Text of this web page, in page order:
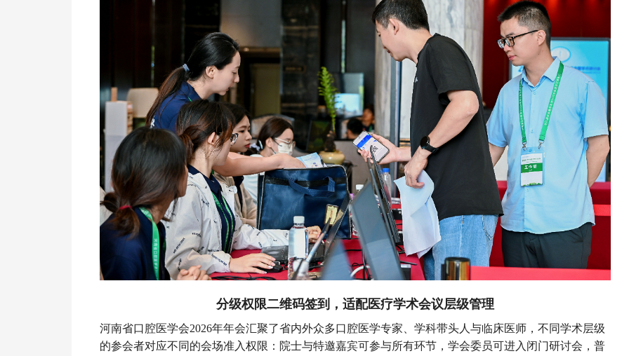
分级权限二维码签到，适配医疗学术会议层级管理
河南省口腔医学会2026年年会汇聚了省内外众多口腔医学专家、学科带头人与临床医师，不同学术层级
的参会者对应不同的会场准入权限：院士与特邀嘉宾可参与所有环节，学会委员可进入闭门研讨会，普